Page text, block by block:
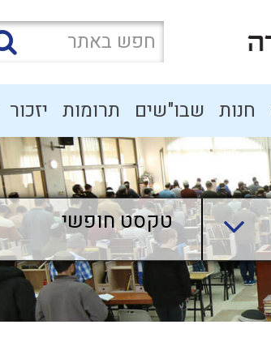
חנות שבו"שים תרומות יזכור